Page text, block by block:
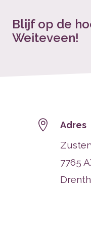
Blijf op de
Weiteveen!
 Adres
7765